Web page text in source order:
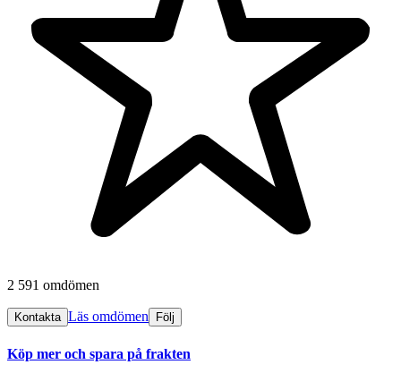
2 591 omdömen
Kontakta Läs omdömen Följ
Köp mer och spara på frakten